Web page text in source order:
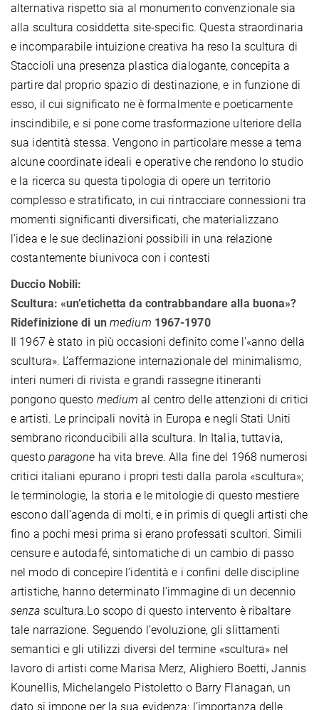
alternativa rispetto sia al monumento convenzionale sia
alla scultura cosiddetta site-specific. Questa straordinaria
e incomparabile intuizione creativa ha reso la scultura di
Staccioli una presenza plastica dialogante, concepita a
partire dal proprio spazio di destinazione, e in funzione di
esso, il cui significato ne è formalmente e poeticamente
inscindibile, e si pone come trasformazione ulteriore della
sua identità stessa. Vengono in particolare messe a tema
alcune coordinate ideali e operative che rendono lo studio
e la ricerca su questa tipologia di opere un territorio
complesso e stratificato, in cui rintracciare connessioni tra
momenti significanti diversificati, che materializzano
l’idea e le sue declinazioni possibili in una relazione
costantemente biunivoca con i contesti
Duccio Nobili:
Scultura: «un’etichetta da contrabbandare alla buona»?
Ridefinizione di un medium 1967-1970
Il 1967 è stato in più occasioni definito come l’«anno della
scultura». L’affermazione internazionale del minimalismo,
interi numeri di rivista e grandi rassegne itineranti
pongono questo medium al centro delle attenzioni di critici
e artisti. Le principali novità in Europa e negli Stati Uniti
sembrano riconducibili alla scultura. In Italia, tuttavia,
questo paragone ha vita breve. Alla fine del 1968 numerosi
critici italiani epurano i propri testi dalla parola «scultura»;
le terminologie, la storia e le mitologie di questo mestiere
escono dall’agenda di molti, e in primis di quegli artisti che
fino a pochi mesi prima si erano professati scultori. Simili
censure e autodafé, sintomatiche di un cambio di passo
nel modo di concepire l’identità e i confini delle discipline
artistiche, hanno determinato l’immagine di un decennio
senza scultura.Lo scopo di questo intervento è ribaltare
tale narrazione. Seguendo l’evoluzione, gli slittamenti
semantici e gli utilizzi diversi del termine «scultura» nel
lavoro di artisti come Marisa Merz, Alighiero Boetti, Jannis
Kounellis, Michelangelo Pistoletto o Barry Flanagan, un
dato si impone per la sua evidenza: l’importanza delle